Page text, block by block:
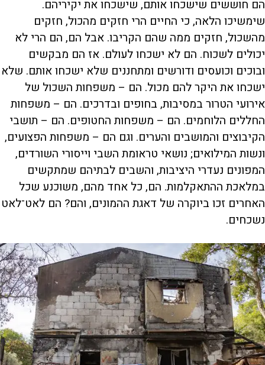
הם חוששים שישכחו אותם, שישכחו את יקיריהם.
שימשיכו הלאה, כי החיים הרי חזקים מהכול, חזקים
מהשכול, חזקים ממה שהם הקריבו. אבל הם, הם הרי לא
יכולים לשכוח. הם לא ישכחו לעולם. אז הם מבקשים
ובוכים וכועסים ודורשים ומתחננים שלא ישכחו אותם. שלא
ישכחו את היקר להם מכול. הם – משפחות השכול של
אירועי הטרור במסיבות, בחופים ובדרכים. הם – משפחות
החללים הלוחמים. הם – משפחות החטופים. הם – תושבי
הקיבוצים והמושבים והערים. וגם הם – משפחות הפצועים,
ונשות המילואים; נושאי טראומת השבי וייסורי השורדים,
המפונים נעדרי היציבות, והשבים לבתיהם שמתקשים
במלאכת ההתאקלמות. הם, כל אחד מהם, משוכנע שכל
האחרים זכו ביוקרה של דאגת ההמונים, והם? הם לאט־לאט
נשכחים.